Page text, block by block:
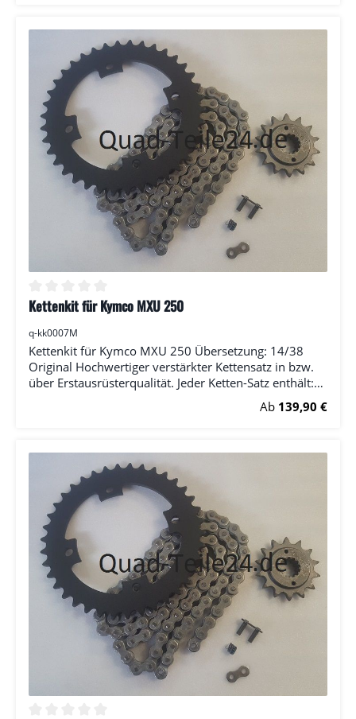
Durchschnittliche Bewertung von 0 von 5 Sternen
Kettenkit für Kymco MXU 250
q-kk0007M
Kettenkit für Kymco MXU 250 Übersetzung: 14/38
Original Hochwertiger verstärkter Kettensatz in bzw.
über Erstausrüsterqualität. Jeder Ketten-Satz enthält:
(1x) Ritzel (1x) Kettenrad (1x) Kette (RK) inkl.
Kettenschloss Bitte wählen Sie die Anzahl der Zähne
Regulärer Preis:
Ab 139,90 €